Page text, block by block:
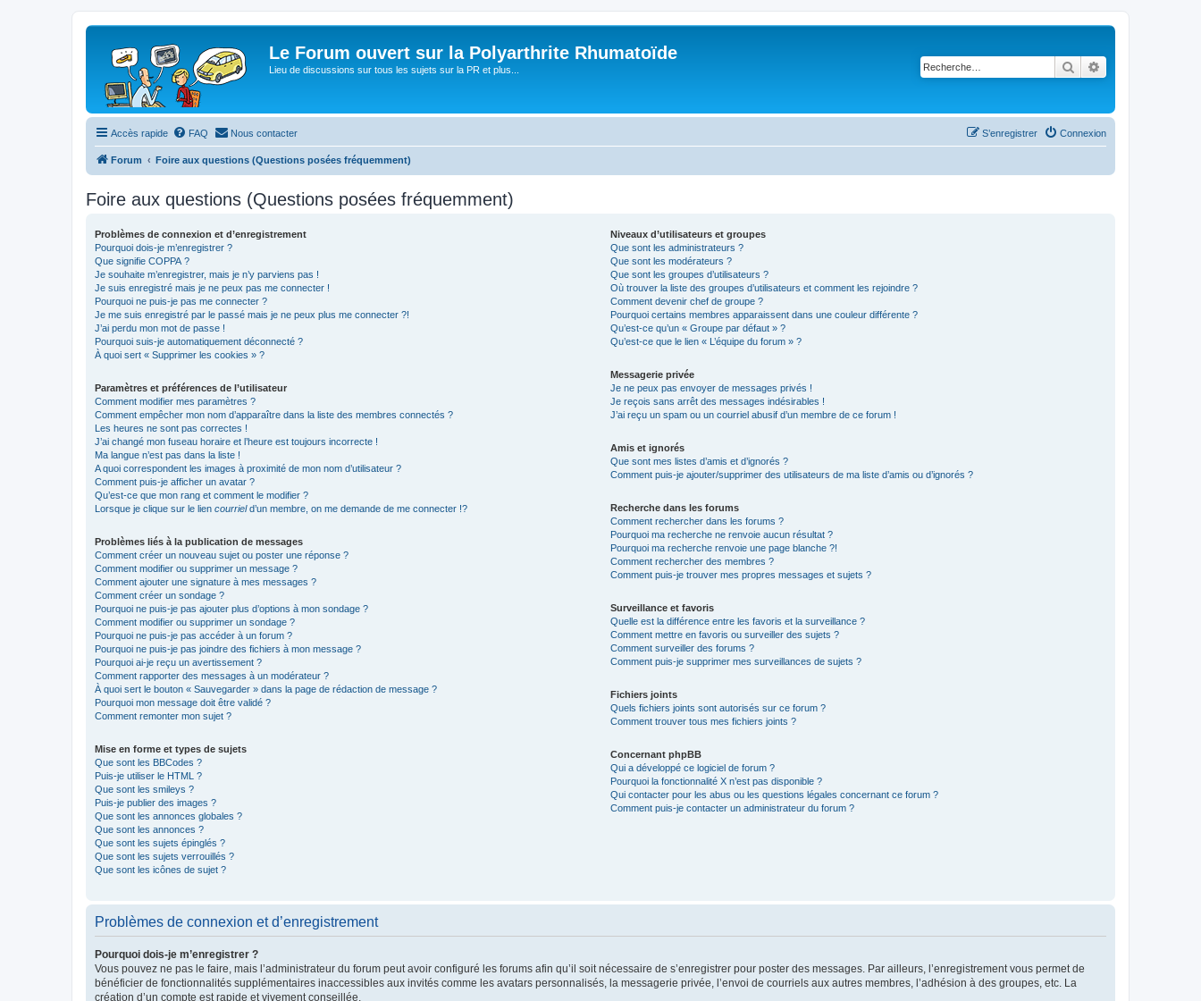
Le Forum ouvert sur la Polyarthrite Rhumatoïde
Lieu de discussions sur tous les sujets sur la PR et plus... Rechercher
Accès rapide FAQ Nous contacter Connexion
S’enregistrer
Forum Foire aux questions (Questions posées fréquemment)
Foire aux questions (Questions posées fréquemment)
Problèmes de connexion et d’enregistrement
Pourquoi dois-je m’enregistrer ?
Que signifie COPPA ?
Je souhaite m’enregistrer, mais je n’y parviens pas !
Je suis enregistré mais je ne peux pas me connecter !
Pourquoi ne puis-je pas me connecter ?
Je me suis enregistré par le passé mais je ne peux plus me connecter ?!
J’ai perdu mon mot de passe !
Pourquoi suis-je automatiquement déconnecté ?
À quoi sert « Supprimer les cookies » ?
Paramètres et préférences de l’utilisateur
Comment modifier mes paramètres ?
Comment empêcher mon nom d’apparaître dans la liste des membres connectés ?
Les heures ne sont pas correctes !
J’ai changé mon fuseau horaire et l’heure est toujours incorrecte !
Ma langue n’est pas dans la liste !
A quoi correspondent les images à proximité de mon nom d’utilisateur ?
Comment puis-je afficher un avatar ?
Qu’est-ce que mon rang et comment le modifier ?
Lorsque je clique sur le lien courrield’un membre, on me demande de me connecter !?
Problèmes liés à la publication de messages
Comment créer un nouveau sujet ou poster une réponse ?
Comment modifier ou supprimer un message ?
Comment ajouter une signature à mes messages ?
Comment créer un sondage ?
Pourquoi ne puis-je pas ajouter plus d’options à mon sondage ?
Comment modifier ou supprimer un sondage ?
Pourquoi ne puis-je pas accéder à un forum ?
Pourquoi ne puis-je pas joindre des fichiers à mon message ?
Pourquoi ai-je reçu un avertissement ?
Comment rapporter des messages à un modérateur ?
À quoi sert le bouton « Sauvegarder » dans la page de rédaction de message ?
Pourquoi mon message doit être validé ?
Comment remonter mon sujet ?
Mise en forme et types de sujets
Que sont les BBCodes ?
Puis-je utiliser le HTML ?
Que sont les smileys ?
Puis-je publier des images ?
Que sont les annonces globales ?
Que sont les annonces ?
Que sont les sujets épinglés ?
Que sont les sujets verrouillés ?
Que sont les icônes de sujet ?
Niveaux d’utilisateurs et groupes
Que sont les administrateurs ?
Que sont les modérateurs ?
Que sont les groupes d’utilisateurs ?
Où trouver la liste des groupes d’utilisateurs et comment les rejoindre ?
Comment devenir chef de groupe ?
Pourquoi certains membres apparaissent dans une couleur différente ?
Qu’est-ce qu’un « Groupe par défaut » ?
Qu’est-ce que le lien « L’équipe du forum » ?
Messagerie privée
Je ne peux pas envoyer de messages privés !
Je reçois sans arrêt des messages indésirables !
J’ai reçu un spam ou un courriel abusif d’un membre de ce forum !
Amis et ignorés
Que sont mes listes d’amis et d’ignorés ?
Comment puis-je ajouter/supprimer des utilisateurs de ma liste d’amis ou d’ignorés ?
Recherche dans les forums
Comment rechercher dans les forums ?
Pourquoi ma recherche ne renvoie aucun résultat ?
Pourquoi ma recherche renvoie une page blanche ?!
Comment rechercher des membres ?
Comment puis-je trouver mes propres messages et sujets ?
Surveillance et favoris
Quelle est la différence entre les favoris et la surveillance ?
Comment mettre en favoris ou surveiller des sujets ?
Comment surveiller des forums ?
Comment puis-je supprimer mes surveillances de sujets ?
Fichiers joints
Quels fichiers joints sont autorisés sur ce forum ?
Comment trouver tous mes fichiers joints ?
Concernant phpBB
Qui a développé ce logiciel de forum ?
Pourquoi la fonctionnalité X n’est pas disponible ?
Qui contacter pour les abus ou les questions légales concernant ce forum ?
Comment puis-je contacter un administrateur du forum ?
Problèmes de connexion et d’enregistrement
Pourquoi dois-je m’enregistrer ?
Vous pouvez ne pas le faire, mais l’administrateur du forum peut avoir configuré les forums afin qu’il soit nécessaire de s’enregistrer pour poster des messages. Par ailleurs, l’enregistrement vous permet de
bénéficier de fonctionnalités supplémentaires inaccessibles aux invités comme les avatars personnalisés, la messagerie privée, l’envoi de courriels aux autres membres, l’adhésion à des groupes, etc. La
création d’un compte est rapide et vivement conseillée.